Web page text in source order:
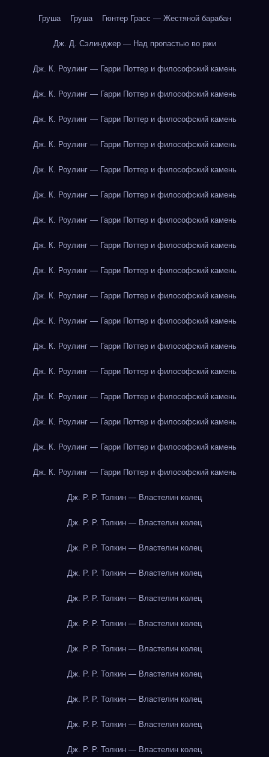
Груша Груша Гюнтер Грасс — Жестяной барабан
Дж. Д. Сэлинджер — Над пропастью во ржи
Дж. К. Роулинг — Гарри Поттер и философский камень
Дж. К. Роулинг — Гарри Поттер и философский камень
Дж. К. Роулинг — Гарри Поттер и философский камень
Дж. К. Роулинг — Гарри Поттер и философский камень
Дж. К. Роулинг — Гарри Поттер и философский камень
Дж. К. Роулинг — Гарри Поттер и философский камень
Дж. К. Роулинг — Гарри Поттер и философский камень
Дж. К. Роулинг — Гарри Поттер и философский камень
Дж. К. Роулинг — Гарри Поттер и философский камень
Дж. К. Роулинг — Гарри Поттер и философский камень
Дж. К. Роулинг — Гарри Поттер и философский камень
Дж. К. Роулинг — Гарри Поттер и философский камень
Дж. К. Роулинг — Гарри Поттер и философский камень
Дж. К. Роулинг — Гарри Поттер и философский камень
Дж. К. Роулинг — Гарри Поттер и философский камень
Дж. К. Роулинг — Гарри Поттер и философский камень
Дж. К. Роулинг — Гарри Поттер и философский камень
Дж. Р. Р. Толкин — Властелин колец
Дж. Р. Р. Толкин — Властелин колец
Дж. Р. Р. Толкин — Властелин колец
Дж. Р. Р. Толкин — Властелин колец
Дж. Р. Р. Толкин — Властелин колец
Дж. Р. Р. Толкин — Властелин колец
Дж. Р. Р. Толкин — Властелин колец
Дж. Р. Р. Толкин — Властелин колец
Дж. Р. Р. Толкин — Властелин колец
Дж. Р. Р. Толкин — Властелин колец
Дж. Р. Р. Толкин — Властелин колец